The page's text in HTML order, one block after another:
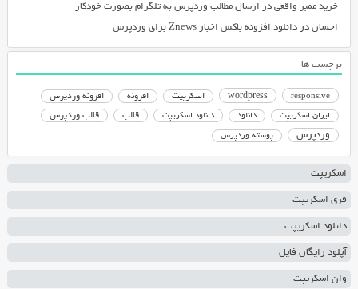
خرید ممبر واقعیدر ارسال مطالب وردپرس به تلگرام بصورت خودکار
احساندر دانلود افزونه باکس اخبار Znews برای وردپرس
برچسب ها
responsive
wordpress اسکریپت افزونه افزونه وردپرس
ایران اسکریپت دانلود دانلود اسکریپت قالب قالب وردپرس
وردپرس پوسته وردپرس
اسکریپت
فری اسکریپت
دانلود اسکریپت
آپلود رایگان فایل
وان اسکریپت